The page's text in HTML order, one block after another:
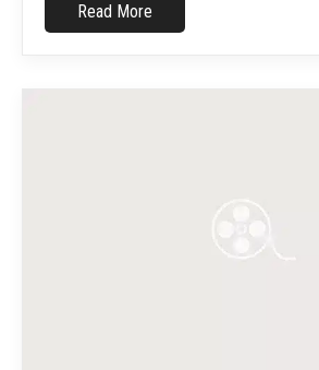
Read More